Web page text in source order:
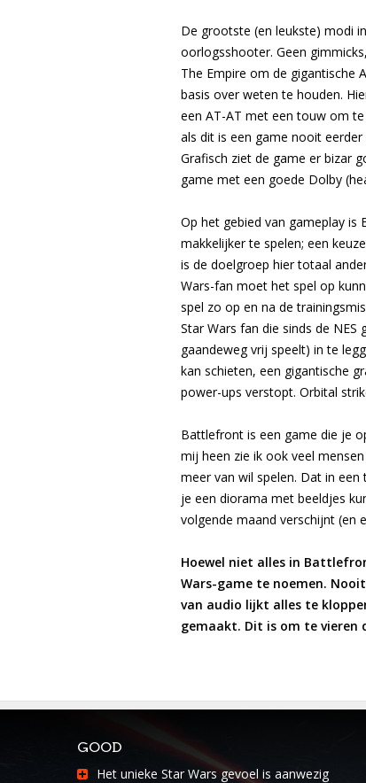
De grootste (en leukste) modi
oorlogsshooter. Geen
The Empire om de gigantische
basis over weten te houden.
een AT-AT met een touw om
als dit is een game nooit
Grafisch ziet de game er bizar
game met een goede Dolby
Op het gebied van gameplay
makkelijker te spelen; een
is de doelgroep hier totaal
Wars-fan moet het spel op
spel zo op en na de
Star Wars fan die sinds de
gaandeweg vrij speelt) in te
kan schieten, een gigantische
power-ups verstopt. Orbital
Battlefront is een game die je
mij heen zie ik ook veel
meer van wil spelen. Dat in
je een diorama met beeldjes
volgende maand verschijnt (en
Hoewel niet alles in
Wars-game te noemen.
van audio lijkt alles te
gemaakt. Dit is om te vieren
GOOD
Het unieke Star Wars gevoel is aanwezig